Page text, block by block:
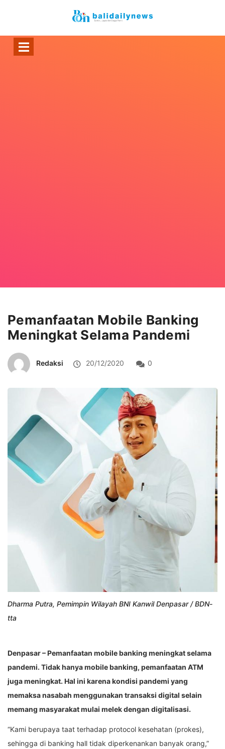
Pemanfaatan Mobile Banking
Meningkat Selama Pandemi
Redaksi 20/12/2020 0
Dharma Putra, Pemimpin Wilayah BNI Kanwil Denpasar / BDN-
tta
Denpasar – Pemanfaatan mobile banking meningkat selama
pandemi. Tidak hanya mobile banking, pemanfaatan ATM
juga meningkat. Hal ini karena kondisi pandemi yang
memaksa nasabah menggunakan transaksi digital selain
memang masyarakat mulai melek dengan digitalisasi.
“Kami berupaya taat terhadap protocol kesehatan (prokes),
sehingga di banking hall tidak diperkenankan banyak orang,”